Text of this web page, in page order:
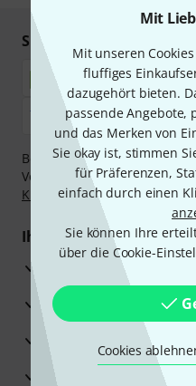
Mit
Mit unseren
fluffiges
dazugehört bieten.
passende Angebote,
und das Merken von
Sie okay ist, stimmen
für Präferenzen,
einfach durch einen
Sie können Ihre
über die Cookie-
Cookies
Sicher einkaufen &
Bezahlen Sie vertraulich
Vorkasse, PayPal, Amazon
Klarna Ratenzahlungoder
Ihre Vorteile
3 Jahre Thomann Garantie
30 Tage Money-Back-
Beratung durch